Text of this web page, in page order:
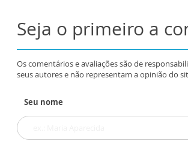
Seja o primeiro a
Os comentários e avaliações são de
seus autores e não representam a opinião do
Seu nome